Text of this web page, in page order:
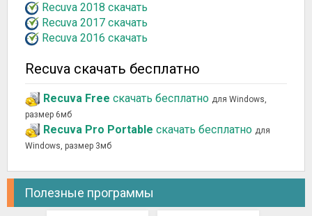
Recuva 2018 скачать
Recuva 2017 скачать
Recuva 2016 скачать
Recuva скачать бесплатно
Recuva Free скачать бесплатно для Windows,
размер 6мб
Recuva Pro Portable скачать бесплатно для
Windows, размер 3мб
Полезные программы